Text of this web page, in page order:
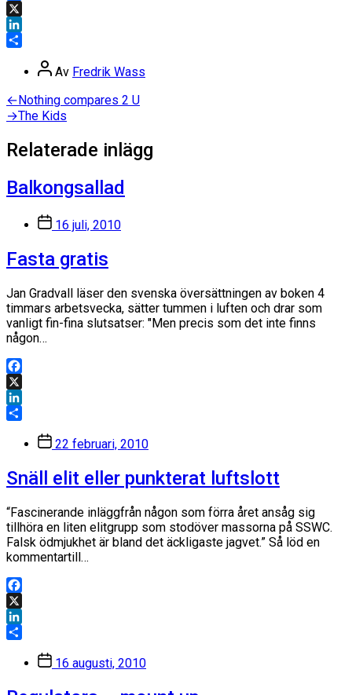
Facebook
X
LinkedIn
Inläggsförfattare
Av Fredrik Wass
Inläggsnavigering
←Föregående
inlägg:
Nothing compares 2 U
→Nästa
The Kids
Relaterade inlägg
Balkongsallad
Inläggsdatum
16 juli, 2010
Fasta gratis
Jan Gradvall läser den svenska översättningen av boken 4
timmars arbetsvecka, sätter tummen i luften och drar som
vanligt fin-fina slutsatser: "Men precis som det inte finns
någon…
Facebook
X
LinkedIn
Inläggsdatum
22 februari, 2010
Snäll elit eller punkterat luftslott
“Fascinerande inläggfrån någon som förra året ansåg sig
tillhöra en liten elitgrupp som stodöver massorna på SSWC.
Falsk ödmjukhet är bland det äckligaste jagvet.” Så löd en
kommentartill…
Facebook
X
LinkedIn
Inläggsdatum
16 augusti, 2010